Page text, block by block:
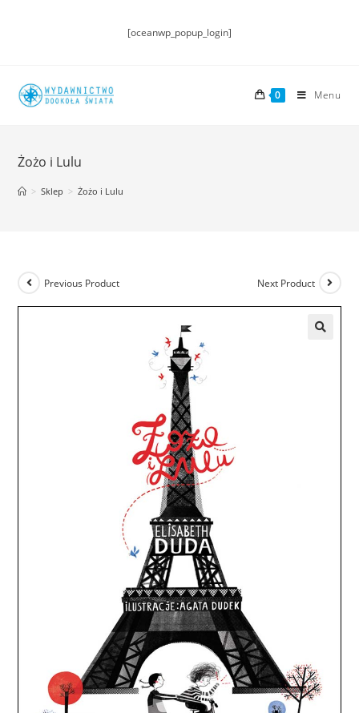
[oceanwp_popup_login]
0 Menu
Żożo i Lulu
> Sklep > Żożo i Lulu
Previous Product Next Product